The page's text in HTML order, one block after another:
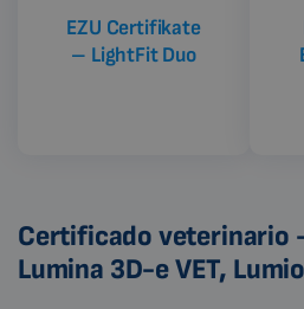
EZU Certifikate
– LightFit Duo
Certificado veterinario -
Lumina 3D-e VET,